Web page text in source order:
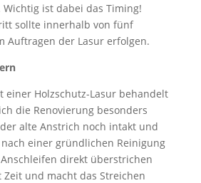
ist dabei das Timing!
sollte innerhalb von fünf
Auftragen der Lasur erfolgen.
einer Holzschutz-Lasur behandelt
die Renovierung besonders
alte Anstrich noch intakt und
einer gründlichen Reinigung
direkt überstrichen
Zeit und macht das Streichen